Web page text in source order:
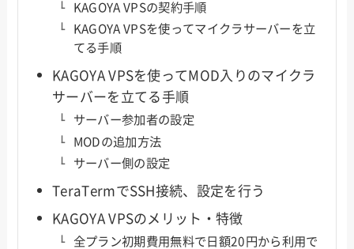
KAGOYA VPSの契約手順
KAGOYA VPSを使ってマイクラサーバーを立
てる手順
KAGOYA VPSを使ってMOD入りのマイクラ
サーバーを立てる手順
サーバー参加者の設定
MODの追加方法
サーバー側の設定
TeraTermでSSH接続、設定を行う
KAGOYA VPSのメリット・特徴
全プラン初期費用無料で日額20円から利用で